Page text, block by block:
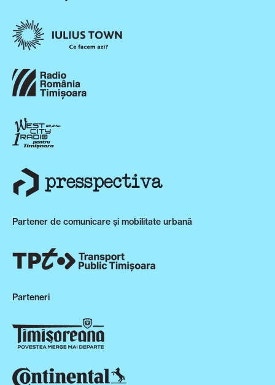
Partener de comunicare și mobilitate urbană
Parteneri